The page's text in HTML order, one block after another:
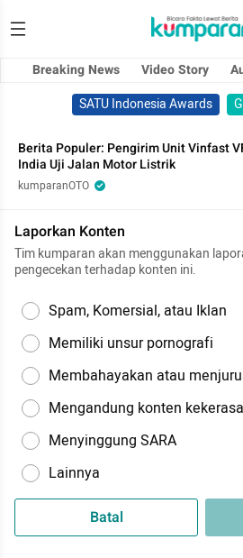
Breaking News Video Story
SATU Indonesia Awards
Berita Populer: Pengirim Unit Vinfast
India Uji Jalan Motor Listrik
kumparanOTO
Laporkan Konten
Tim kumparan akan menggunakan
pengecekan terhadap konten ini.
Spam, Komersial, atau Iklan
Memiliki unsur pornografi
Membahayakan atau
Mengandung konten
Menyinggung SARA
Lainnya
Batal